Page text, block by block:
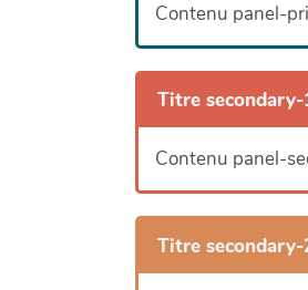
Contenu panel-
Titre secondary-
Contenu panel-
Titre secondary-